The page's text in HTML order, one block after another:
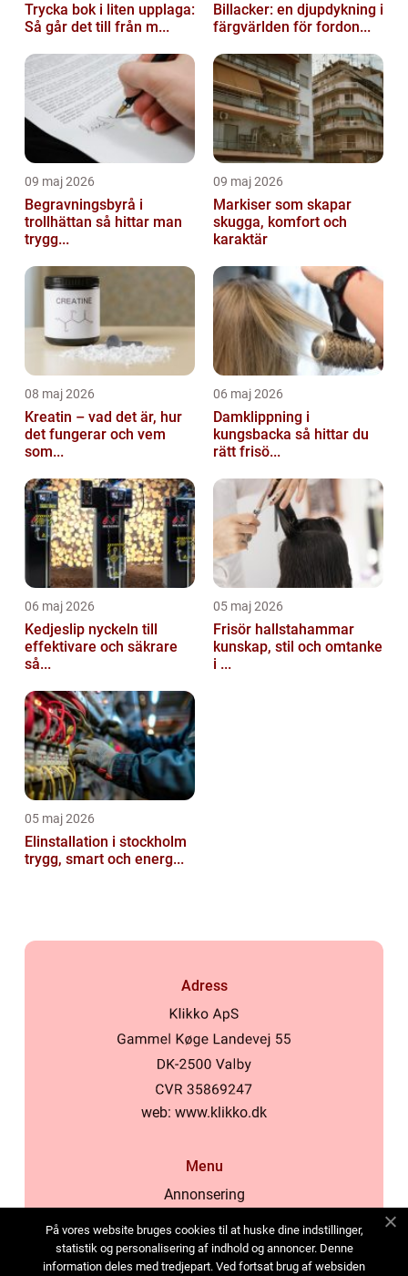
Trycka bok i liten upplaga:
Så går det till från m...
Billacker: en djupdykning i
färgvärlden för fordon...
09 maj 2026
Begravningsbyrå i
trollhättan så hittar man
trygg...
09 maj 2026
Markiser som skapar
skugga, komfort och
karaktär
08 maj 2026
Kreatin – vad det är, hur
det fungerar och vem
som...
06 maj 2026
Damklippning i
kungsbacka så hittar du
rätt frisö...
06 maj 2026
Kedjeslip nyckeln till
effektivare och säkrare
så...
05 maj 2026
Frisör hallstahammar
kunskap, stil och omtanke
i ...
05 maj 2026
Elinstallation i stockholm
trygg, smart och energ...
Adress
web: www.klikko.dk
Menu
Annonsering
Cookies
Kontakta oss
På vores website bruges cookies til at huske dine indstillinger,
statistik og personalisering af indhold og annoncer. Denne
information deles med tredjepart. Ved fortsat brug af websiden